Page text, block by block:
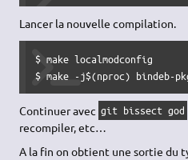
Lancer la nouvelle compilation.
$ make localmodconfig
$ make -j$(nproc) bindeb-
Continuer avec git bissect god
recompiler, etc…
A la fin on obtient une sortie du